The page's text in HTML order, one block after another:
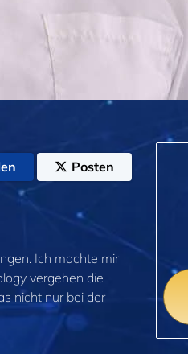
Posten
Ich machte mir
vergehen die
nicht nur bei der